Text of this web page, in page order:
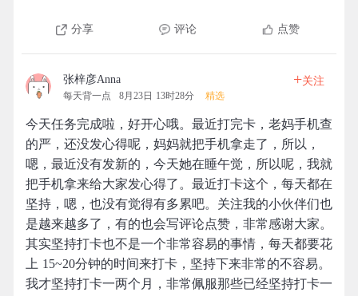
分享 评论 点赞
张梓彦Anna
每天背一点 8月23日 13时28分 精选
+关注
今天任务完成啦，好开心哦。最近打完卡，老妈手机查
的严，还没发心得呢，妈妈就把手机拿走了，所以，
嗯，最近没有发新的，今天她在睡午觉，所以呢，我就
把手机拿来给大家发心得了。最近打卡这个，每天都在
坚持，嗯，也没有觉得有多累吧。关注我的小伙伴们也
是越来越多了，有的也会写评论点赞，非常感谢大家。
其实坚持打卡也不是一个非常容易的事情，每天都要花
上 15~20分钟的时间来打卡，坚持下来非常的不容易。
我才坚持打卡一两个月，非常佩服那些已经坚持打卡一